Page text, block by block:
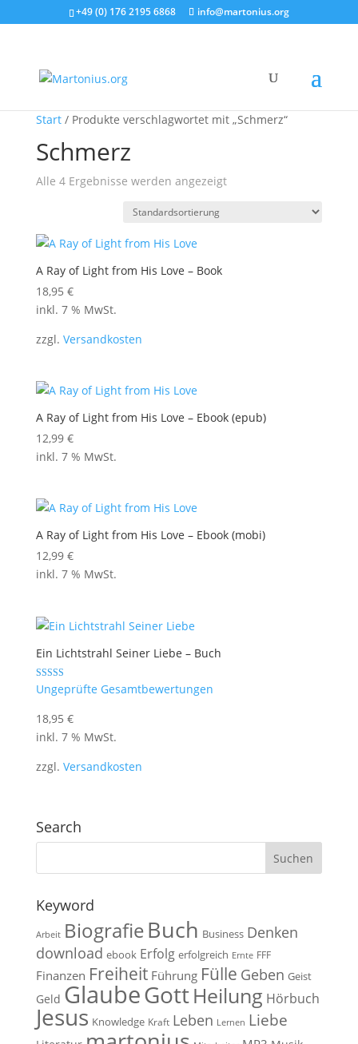
+49 (0) 176 2195 6868 info@martonius.org
Start/ Produkte verschlagwortet mit „Schmerz“
Schmerz
Alle 4 Ergebnisse werden angezeigt
A Ray of Light from His Love – Book
18,95 €
inkl. 7 % MwSt.
zzgl. Versandkosten
A Ray of Light from His Love – Ebook (epub)
12,99 €
inkl. 7 % MwSt.
A Ray of Light from His Love – Ebook (mobi)
12,99 €
inkl. 7 % MwSt.
Ein Lichtstrahl Seiner Liebe – Buch
Bewertet mit
4.67
Ungeprüfte Gesamtbewertungen
18,95 €
inkl. 7 % MwSt.
zzgl. Versandkosten
Search
Keyword
Arbeit BiografieBuch Business Denken
download ebook Erfolg erfolgreich Ernte FFF
Finanzen Freiheit Führung Fülle Geben Geist
Geld GlaubeGottHeilung Hörbuch
Jesus Knowledge Kraft Leben Lernen Liebe